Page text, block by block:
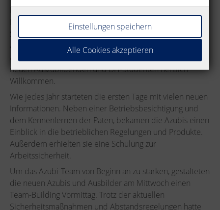
Personalleiter Matthias Schmidt, Technikleiter Dirk
Stemmer, Entwicklungsleiter Oliver Jehlitschke und die
Ausbildungsverantwortlichen Herbert Merk und
Alexandra Kapitza hießen zum 01. September 2020 die
neuen Auszubildenden und DH-Studenten herzlich
Willkommen.
Wie jedes Jahr starteten die ersten Tage mit vielen neuen
Informationen. Neben einer Betriebsbesichtigung und
dem Kennenlernen der Paten, bekamen die Azubis einen
Einblick in die betrieblichen Regelungen und Produkte.
Außerdem erhielten sie eine Schulung zur
Arbeitssicherheit.
Um das Azubi-Team von Beginn an zu stärken, gestalteten
die neuen Azubis und Ausbilder am Mittwoch einen
Team-Building Vormittag. Trotz der aktuellen
Sicherheitsmaßnahmen und Abstandsregelungen hatte
Einstellungen speichern
Alle Cookies akzeptieren